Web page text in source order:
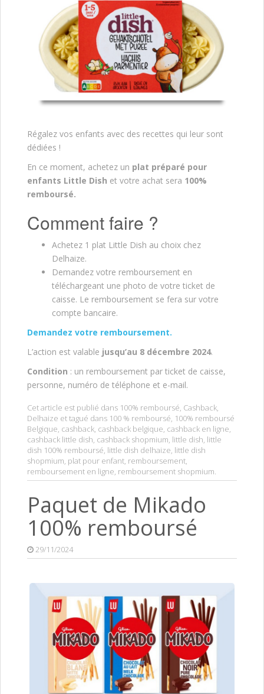
Régalez vos enfants avec des recettes qui leur sont
dédiées !
En ce moment, achetez un plat préparé pour
enfants Little Dish et votre achat sera 100%
remboursé.
Comment faire ?
Achetez 1 plat Little Dish au choix chez
Delhaize.
Demandez votre remboursement en
téléchargeant une photo de votre ticket de
caisse. Le remboursement se fera sur votre
compte bancaire.
Demandez votre remboursement.
L’action est valable jusqu’au 8 décembre 2024.
Condition : un remboursement par ticket de caisse,
personne, numéro de téléphone et e-mail.
Cet article est publié dans 100% remboursé, Cashback,
Delhaize et tagué dans 100 % remboursé, 100% remboursé
Belgique, cashback, cashback belgique, cashback en ligne,
cashback little dish, cashback shopmium, little dish, little
dish 100% remboursé, little dish delhaize, little dish
shopmium, plat pour enfant, remboursement,
remboursement en ligne, remboursement shopmium.
Paquet de Mikado
100% remboursé
29/11/2024